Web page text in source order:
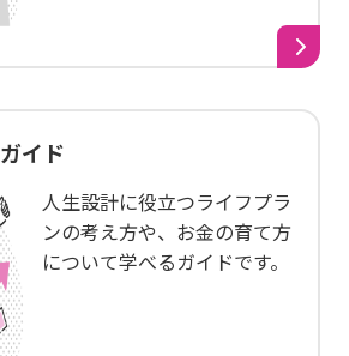
イド
人生設計に役立つライフプラ
ンの考え方や、お金の育て方
について学べるガイドです。